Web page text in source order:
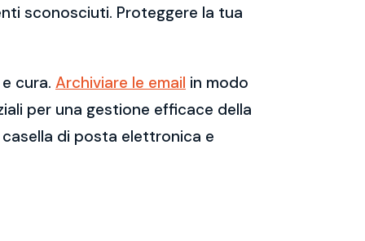
sconosciuti. Proteggere la tua
cura. Archiviare le email in modo
per una gestione efficace della
di posta elettronica e